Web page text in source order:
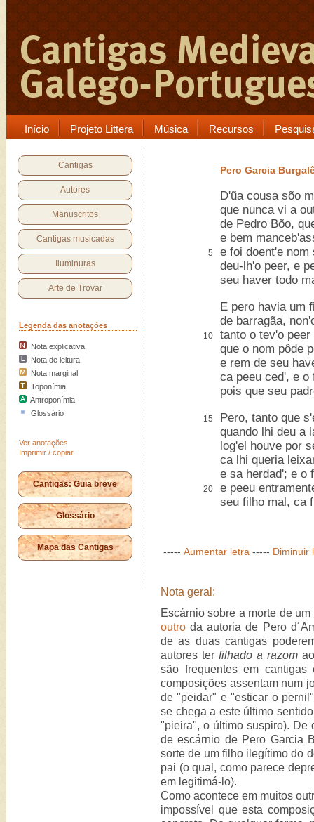
Início Projeto Littera Música Recursos
Cantigas
Autores
Manuscritos
Cantigas musicadas
Iluminuras
Arte de Trovar
Legenda das anotações
Nota explicativa
Nota de leitura
Nota marginal
Toponímia
Antroponímia
Glossário
Ver anotações
Imprimir / copiar
Cantigas: Guia breve
Glossário
Mapa das Cantigas
Pero Garcia
D'ũa cousa sõo
que nunca vi a
de Pedro Bõo,
e bem
5
e foi doent'e
deu-lh'o peer, e
seu haver todo
E pero havia um
de barragãa,
10
tanto o tev'o peer
que o nom pôde
e rem de seu
ca peeu ced', e o
pois que seu
15
Pero, tanto que
quando lhi deu a
log'el houve por
ca lhi queria
e sa herdad'; e o
20
e peeu
seu filho mal, ca
----- Aumentar letra ----- Diminuir
Nota geral:
Escárnio sobre a morte de
outro da autoria de Pero
de as duas cantigas
autores ter filhado a razomao
são frequentes em
composições assentam num
de "peidar" e "esticar o
se chega a este último
"pieira", o último suspiro). De
de escárnio de Pero Garcia
sorte de um filho ilegítimo do
pai (o qual, como parece
em legitimá-lo).
Como acontece em muitos
impossível que esta